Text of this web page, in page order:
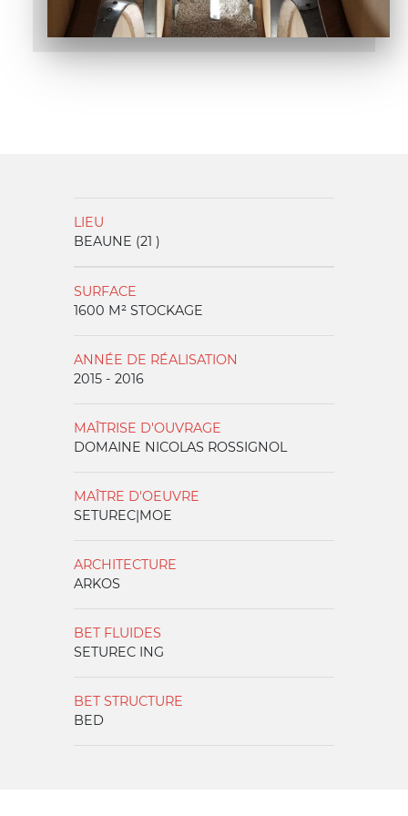
LIEU
BEAUNE (21 )
SURFACE
1600 M² STOCKAGE
ANNÉE DE RÉALISATION
2015 - 2016
MAÎTRISE D'OUVRAGE
DOMAINE NICOLAS ROSSIGNOL
MAÎTRE D'OEUVRE
SETUREC|MOE
ARCHITECTURE
ARKOS
BET FLUIDES
SETUREC ING
BET STRUCTURE
BED